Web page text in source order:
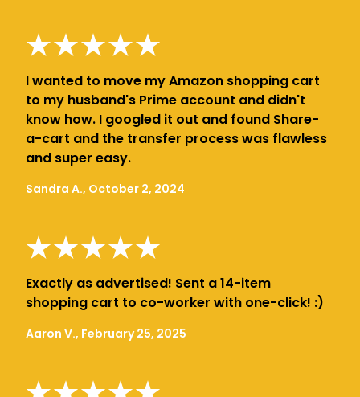
I wanted to move my Amazon shopping cart
to my husband's Prime account and didn't
know how. I googled it out and found Share-
a-cart and the transfer process was flawless
and super easy.
Sandra A., October 2, 2024
Exactly as advertised! Sent a 14-item
shopping cart to co-worker with one-click! :)
Aaron V., February 25, 2025